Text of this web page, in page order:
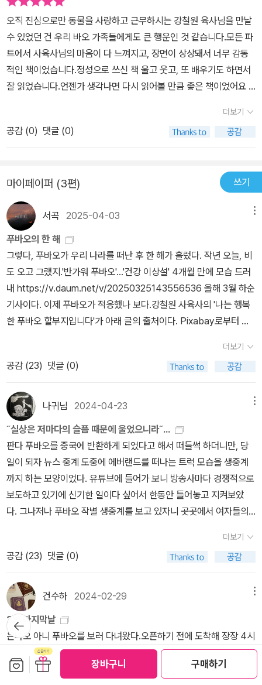
장바구니 구매하기
들의 이야기와 사진도 있다.​프롤로그부터 본문까지 사육사님이 사육
사로써 근무하실 때 기억에 남는 이야기나 바오 패밀리의 이야기,특
히 푸바오와 쌍둥이들은 출생부터의 이야기가 담겨있는데 사육사님
의 시점에서 바라본 시선과 느낌이 생생하게 담겼다.아마 바오들을
좋아하거나, 판다에게 관심이 있는 분들이라면 책이 더더욱 재미나게
읽힐 것이다.​더불어 에필로그에 '사육사' 를 꿈꾸는 분들께 해주시는
조언과 경험들을 담아 이야기해주신 부분이 있는데정말 사실적이면
서도 사육사가 무슨 일을 하는지를 투명하게 잘 써주셔서 꿈을 꾸고
년 판다월드가 지어지기 전 바오패밀리의 아빠 '러바오' 엄마 '아이바
오' 와의 첫 만남3) 러바오, 아이바오의 한국에서의 적응기4) 판다의
번식 시기와 과정, 번식 시기에 일어나는 판다의 행동 습관 등이 담긴
판다에 대한 알찬 정보5) 첫 아기판다 '푸바오' 탄생6) 푸바오의 성장
일기 (태어난 순간부터 지금까지 사육사님의 관점에서 작성하신 푸바
오에 대한 이야기)7) 푸바오 동생 '쌍둥바오' 들의 탄생푸바오가 모든
사람들에게 사랑을 받게 된 이유인 사육사님의 에세이. '사육사' 라는
직업을 평생 해오신 강철원 사육사님의 관점에서 바라본 동물들의 세
상, 그리고 사육사라는 직업과 사육사가 하는 일에 있어 가감없이 솔
직하게 써 내려간 책!할부지는 '나는 행복한 푸바오 할부지입니다' 라
을까?어쩌면 푸바오의 행복을 주는 보물 이라는 이름의 의미가 더욱
더 빛이 바랜건강철원 사육사님의 덕이 아닐까 감히 생각할 정도로사
육사님의 노고와 사랑이 듬뿍 담긴 에세이 이라고 할 수 있다.
오직 진심으로만 동물을 사랑하고 근무하시는 강철원 육사님을 만날
수 있었던 건 우리 바오 가족들에게도 큰 행운인 것 같습니다.모든 파
트에서 사육사님의 마음이 다 느껴지고, 장면이 상상돼서 너무 감동
적인 책이었습니다.정성으로 쓰신 책 울고 웃고, 또 배우기도 하면서
잘 읽었습니다.언젠가 생각나면 다시 읽어볼 만큼 좋은 책이었어요 ^
더보기
공감 (0) 댓글 (0)
마이페이퍼 (3편) 쓰기
서곡 2025-04-03
푸바오의 한 해
그렇다, 푸바오가 우리 나라를 떠난 후 한 해가 흘렀다. 작년 오늘, 비
도 오고 그랬지.'반가워 푸바오'…'건강 이상설' 4개월 만에 모습 드러
내 https://v.daum.net/v/20250325143556536 올해 3월 하순
기사이다. 이제 푸바오가 적응했나 보다.강철원 사육사의 '나는 행복
한 푸바오 할부지입니다'가 아래 글의 출처이다. Pixabay로부터 입
충분히 배웠어. 너는 세상 어느 아기 판다보다 사랑을 받으며 오랜 기
간 훌륭한 엄마와 함께했단다. 이제 진정으로 홀로 서서 푸바오의 판
생을 멋지게 살아가렴. 할부지는 알고 있단다. 넌 잘할 수 있다는 것
을.언제나 할부지는 너의 곁에서 응원할 거야. - 푸바오, 이제 독립합
니다! / PART3 푸바오, 너의 판생을 응원해
더보기
공감 (23) 댓글 (0)
나귀님 2024-04-23
˝실상은 저마다의 슬픔 때문에 울었으니라˝...
판다 푸바오를 중국에 반환하게 되었다고 해서 떠들썩 하더니만, 당
일이 되자 뉴스 중계 도중에 에버랜드를 떠나는 트럭 모습을 생중계
까지 하는 모양이었다. 유튜브에 들어가 보니 방송사마다 경쟁적으로
보도하고 있기에 신기한 일이다 싶어서 한동안 틀어놓고 지켜보았
다. 그나저나 푸바오 작별 생중계를 보고 있자니 곳곳에서 여자들의
로 아낌 없는 사랑을 받았던 녀석에 대한 관심과 애정 때문이겠지만,
뭐, 저렇게까지 울고불고할 일이 있을까 하는 의아한 생각도 들었던
거다.그러다가 문득 그 이유를 짐작할 수 있을 만한 일화가 생각났다.
올 초엔가 유재석이 진행하는 대담 프로 <유퀴즈 온 더 블록>에 탤런
트 나문희와 김영옥이 출연한 적이 있었다. 나문희가 사별한 남편을
그리며 노래를 부르자, 옆에 앉아서 듣던 김영옥이 눈물을 펑펑 흘린
다. 노래를 마친 나문희가 '왜 나 대신 언니가 우느냐'고 농담을 건네
자, 김영옥이 눈물을 훔치며 이렇게 대답한다. '다 내 설움이지, 뭐. 내
설움으로...' 이 대목에서 어쩐지 호메로스의 <일리아스>에서 트로이
더보기
공감 (23) 댓글 (0)
건수하 2024-02-29
2월 마지막날
은바오 아니 푸바오를 보러 다녀왔다.오픈하기 전에 도착해 장장 4시
간 만에 만난 푸바오와 러바오. 푸바오는 원래 2시부터 볼 수 있다 했
는데 1시 45분에 입장 ㅠㅠ 낮잠시간이라 뒤태만 보고 나올 뻔 했지
뒤로가
기